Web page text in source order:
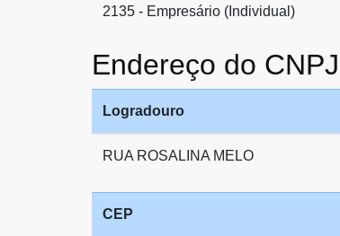
2135 - Empresário (Individual)
Endereço do
Logradouro
RUA ROSALINA MELO
CEP